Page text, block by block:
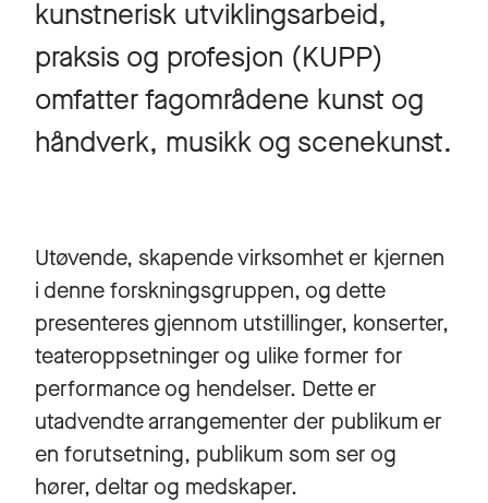
kunstnerisk utviklingsarbeid,
praksis og profesjon (KUPP)
omfatter fagområdene kunst og
håndverk, musikk og scenekunst.
Utøvende, skapende virksomhet er kjernen
i denne forskningsgruppen, og dette
presenteres gjennom utstillinger, konserter,
teateroppsetninger og ulike former for
performance og hendelser. Dette er
utadvendte arrangementer der publikum er
en forutsetning, publikum som ser og
hører, deltar og medskaper.